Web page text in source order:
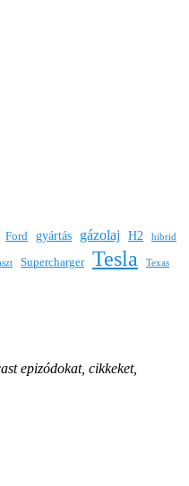
Ford gyártás gázolaj H2 hibrid
Supercharger Tesla Texas
epizódokat, cikkeket,